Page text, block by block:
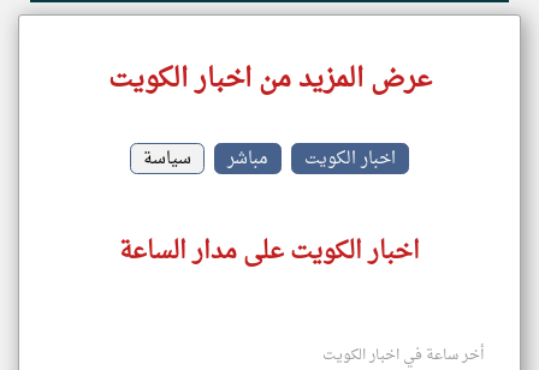
عرض المزيد من اخبار الكويت
اخبار الكويت مباشر سياسة
اخبار الكويت على مدار الساعة
أخر ساعة في اخبار الكويت